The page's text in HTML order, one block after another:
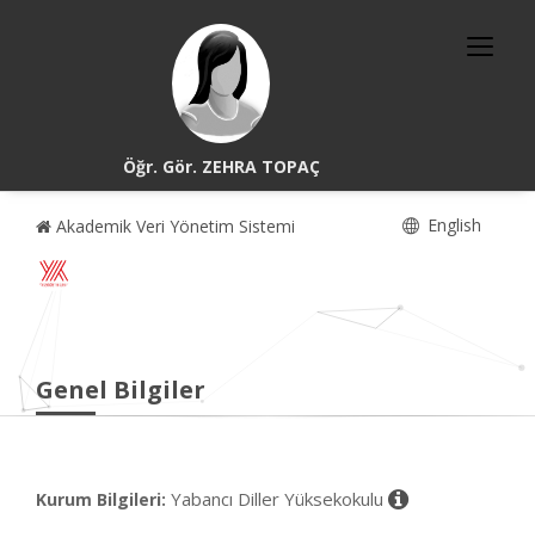
Öğr. Gör. ZEHRA TOPAÇ
Akademik Veri Yönetim Sistemi English
Genel Bilgiler
Kurum Bilgileri: Yabancı Diller Yüksekokulu